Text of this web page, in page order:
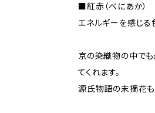
■紅赤（べにあか）
エネルギーを感じる
京の染織物の中で
てくれます。
源氏物語の末摘花も